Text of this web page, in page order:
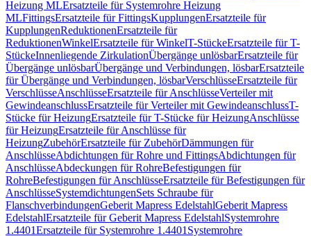
Heizung MLErsatzteile für Systemrohre Heizung
MLFittingsErsatzteile für FittingsKupplungenErsatzteile für
KupplungenReduktionenErsatzteile für
ReduktionenWinkelErsatzteile für WinkelT-StückeErsatzteile für T-
StückeInnenliegende ZirkulationÜbergänge unlösbarErsatzteile für
Übergänge unlösbarÜbergänge und Verbindungen, lösbarErsatzteile
für Übergänge und Verbindungen, lösbarVerschlüsseErsatzteile für
VerschlüsseAnschlüsseErsatzteile für AnschlüsseVerteiler mit
GewindeanschlussErsatzteile für Verteiler mit GewindeanschlussT-
Stücke für HeizungErsatzteile für T-Stücke für HeizungAnschlüsse
für HeizungErsatzteile für Anschlüsse für
HeizungZubehörErsatzteile für ZubehörDämmungen für
AnschlüsseAbdichtungen für Rohre und FittingsAbdichtungen für
AnschlüsseAbdeckungen für RohreBefestigungen für
RohreBefestigungen für AnschlüsseErsatzteile für Befestigungen für
AnschlüsseSystemdichtungenSets Schraube für
FlanschverbindungenGeberit Mapress EdelstahlGeberit Mapress
EdelstahlErsatzteile für Geberit Mapress EdelstahlSystemrohre
1.4401Ersatzteile für Systemrohre 1.4401 Systemrohre